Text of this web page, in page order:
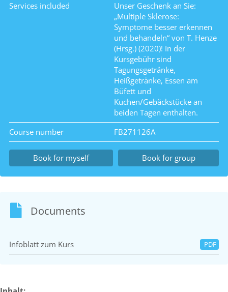
Services included
Unser Geschenk an Sie:
„Multiple Sklerose:
Symptome besser erkennen
und behandeln“ von T. Henze
(Hrsg.) (2020)! In der
Kursgebühr sind
Tagungsgetränke,
Heißgetränke, Essen am
Büfett und
Kuchen/Gebäckstücke an
beiden Tagen enthalten.
Course number
FB271126A
Book for myself Book for group
Documents
Infoblatt zum Kurs PDF